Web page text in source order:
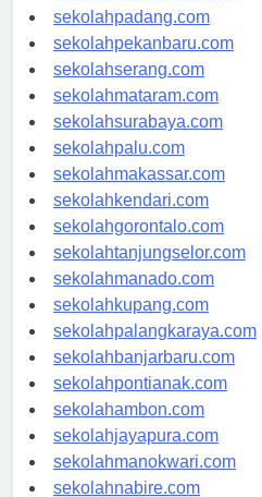
sekolahyogyakarta.com
sekolahpadang.com
sekolahpekanbaru.com
sekolahserang.com
sekolahmataram.com
sekolahsurabaya.com
sekolahpalu.com
sekolahmakassar.com
sekolahkendari.com
sekolahgorontalo.com
sekolahtanjungselor.com
sekolahmanado.com
sekolahkupang.com
sekolahpalangkaraya.com
sekolahbanjarbaru.com
sekolahpontianak.com
sekolahambon.com
sekolahjayapura.com
sekolahmanokwari.com